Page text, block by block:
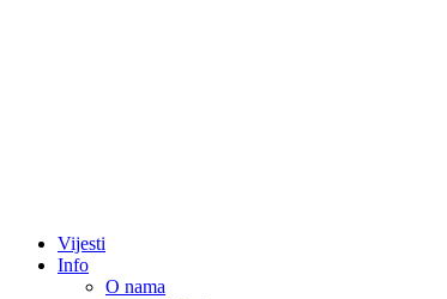
Vijesti
Info
O nama